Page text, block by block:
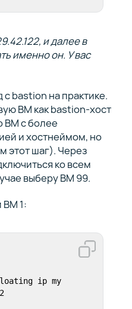
и далее в
именно он. У вас
bastion на практике.
ВМ как bastion-хост
ВМ с более
и хостнеймом, но
этот шаг). Через
ко всем
выберу ВМ 99.
ВМ 1:
ip my